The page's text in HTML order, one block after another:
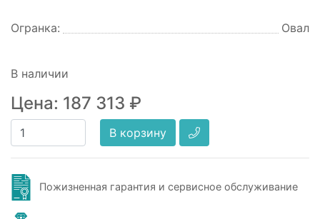
Огранка: Овал
В наличии
Цена: 187 313 ₽
В корзину
Пожизненная гарантия и сервисное обслуживание